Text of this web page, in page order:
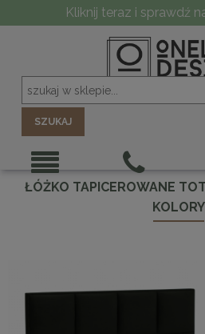
SZUKAJ
ŁÓŻKO TAPICEROWANE
KOLORY